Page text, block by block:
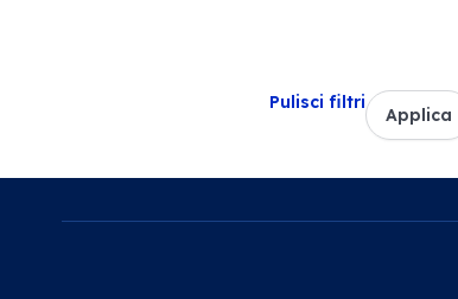
Pulisci filtri
Applica